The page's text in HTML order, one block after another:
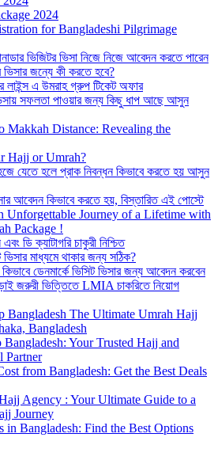
2024
for Bangladeshi Pilgrimage
ভিজিটর ভিসা নিজে নিজে আবেদন করতে পারেন
ভিসার জন্যে কী করতে হবে?
লাইন্স এ উমরাহ গ্রুপ টিকেট অফার
সফলতা পাওয়ার জন্য কিছু ধাপ আছে আসুন
Makkah Distance: Revealing the
Hajj or Umrah?
যেতে হলে প্রাক নিবন্ধন কিভাবে করতে হয় আসুন
আবেদন কিভাবে করতে হয়, বিস্তারিত এই পোস্টে
Unforgettable Journey of a Lifetime with
Package !
ডি ক্যাটাগরি চাকুরী নিশ্চিত
ভিসার মাধ্যমে থাকার জন্য সঠিক?
ডেনমার্কে ভিসিট ভিসার জন্য আবেদন করবেন
জরুরী ভিত্তিতে LMIA চাকরিতে নিয়োগ
Bangladesh The Ultimate Umrah Hajj
Bangladesh
Your Trusted Hajj and
Partner
from Bangladesh: Get the Best Deals
Agency : Your Ultimate Guide to a
Journey
in Bangladesh: Find the Best Options